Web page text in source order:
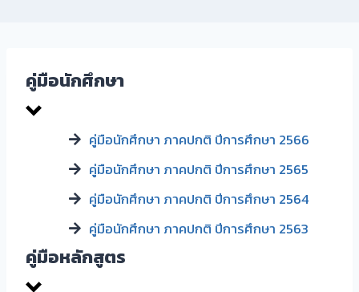
คู่มือนักศึกษา
คู่มือนักศึกษา ภาคปกติ ปีการศึกษา 2566
คู่มือนักศึกษา ภาคปกติ ปีการศึกษา 2565
คู่มือนักศึกษา ภาคปกติ ปีการศึกษา 2564
คู่มือนักศึกษา ภาคปกติ ปีการศึกษา 2563
คู่มือหลักสูตร